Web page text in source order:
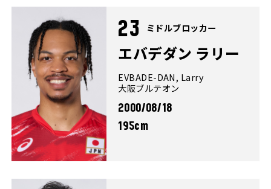
23 ミドルブロッカー
エバデダン ラリー
EVBADE-DAN, Larry
大阪ブルテオン
2000/08/18
195cm